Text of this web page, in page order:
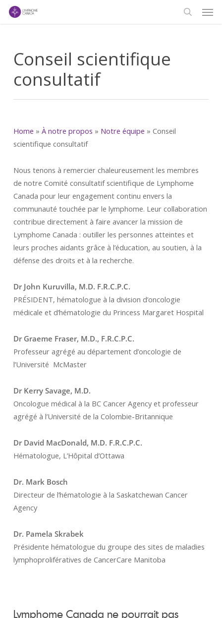
Skip
Conseil scientifique
consultatif
Home » À notre propos » Notre équipe » Conseil
scientifique consultatif
Nous tenons à remercier chaleureusement les membres
de notre Comité consultatif scientifique de Lymphome
Canada pour leur engagement continu envers la
communauté touchée par le lymphome. Leur collaboration
contribue directement à faire avancer la mission de
Lymphome Canada : outiller les personnes atteintes et
leurs proches aidants grâce à l’éducation, au soutien, à la
défense des droits et à la recherche.
Dr John Kuruvilla, M.D. F.R.C.P.C.
PRÉSIDENT, hématologue à la division d’oncologie
médicale et d’hématologie du Princess Margaret Hospital
Dr Graeme Fraser, M.D., F.R.C.P.C.
Professeur agrégé au département d’oncologie de
l’Université McMaster
Dr Kerry Savage, M.D.
Oncologue médical à la BC Cancer Agency et professeur
agrégé à l’Université de la Colombie-Britannique
Dr David MacDonald, M.D. F.R.C.P.C.
Hématologue, L’Hôpital d’Ottawa
Dr. Mark Bosch
Directeur de l’hématologie à la Saskatchewan Cancer
Agency
Dr. Pamela Skrabek
Présidente hématologue du groupe des sites de maladies
lymphoprolifératives de CancerCare Manitoba
Lymphome Canada ne pourrait pas